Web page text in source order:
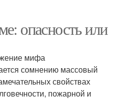
опасность или
мифа
сомнению массовый
свойствах
пожарной и